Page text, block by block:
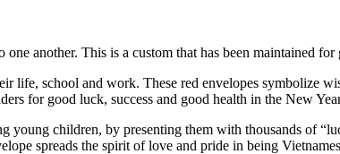
another. This is a custom that has been maintained for
life, school and work. These red envelopes symbolize
for good luck, success and good health in the New
young children, by presenting them with thousands of
spreads the spirit of love and pride in being